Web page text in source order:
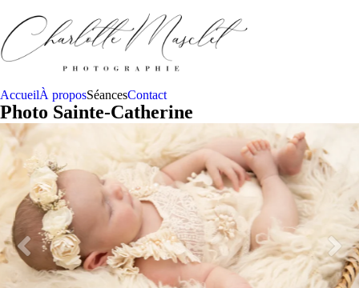
AccueilÀ proposSéancesContact
Photo Sainte-Catherine